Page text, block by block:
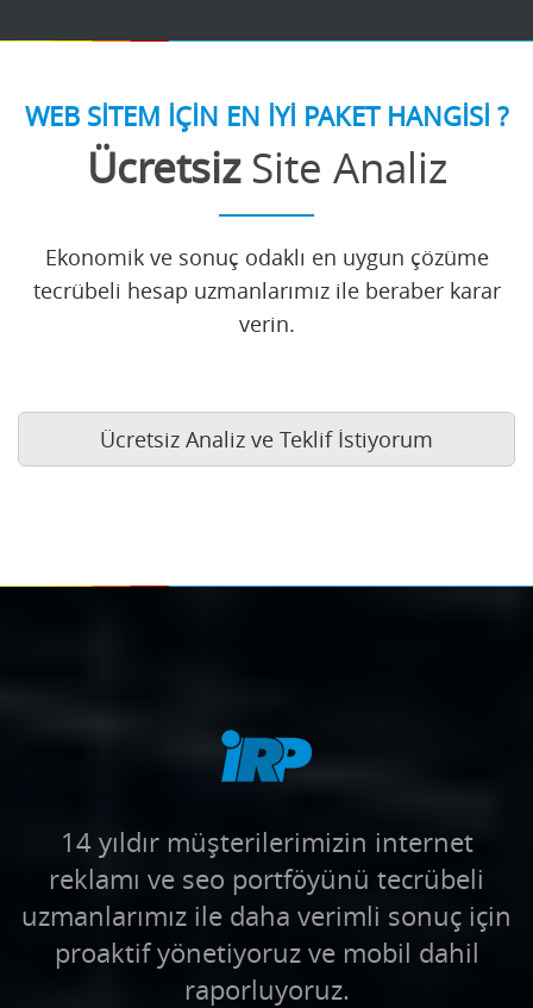
WEB SİTEM İÇİN EN İYİ PAKET HANGİSİ ?
ÜcretsizSite Analiz
Ekonomik ve sonuç odaklı en uygun çözüme
tecrübeli hesap uzmanlarımız ile beraber karar
verin.
Ücretsiz Analiz ve Teklif İstiyorum
14 yıldır müşterilerimizin internet
reklamı ve seo portföyünü tecrübeli
uzmanlarımız ile daha verimli sonuç için
proaktif yönetiyoruz ve mobil dahil
raporluyoruz.